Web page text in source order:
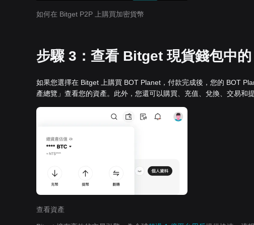
如何在 Bitget P2P 上購買加密貨幣
步驟 3：查看 Bitget 現貨錢包中
如果您選擇在 Bitget 上購買 BOT Planet，付款完成後，您的 BOT
產總覽」查看您的資產。此外，您還可以購買、充值、兌換、交易和提
查看資產